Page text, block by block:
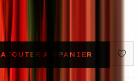
AJOUTER AU PANIER